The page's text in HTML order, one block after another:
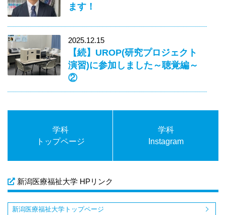
ます！
2025.12.15
【続】UROP(研究プロジェクト
演習)に参加しました～聴覚編～
②
学科
トップページ
学科
Instagram
新潟医療福祉大学 HPリンク
新潟医療福祉大学トップページ